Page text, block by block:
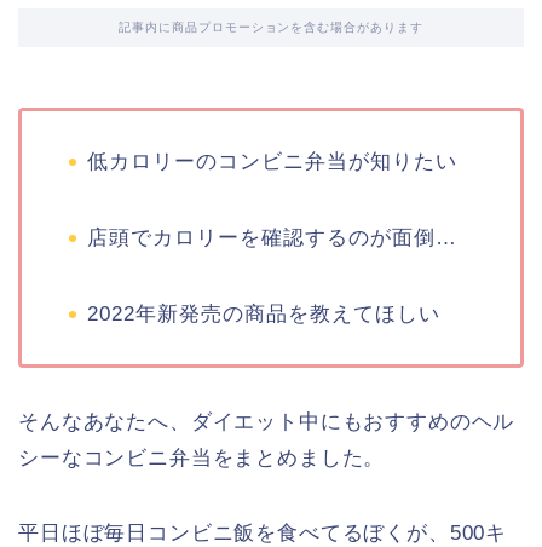
記事内に商品プロモーションを含む場合があります
低カロリーのコンビニ弁当が知りたい
店頭でカロリーを確認するのが面倒…
2022年新発売の商品を教えてほしい
そんなあなたへ、ダイエット中にもおすすめのヘル
シーなコンビニ弁当をまとめました。
平日ほぼ毎日コンビニ飯を食べてるぼくが、500キ